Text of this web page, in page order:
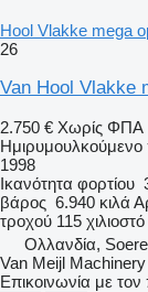
Hool Vlakke mega
26
Van Hool Vlakke
2.750 € Χωρίς ΦΠΑ
1998
Ικανότητα φορτίου
βάρος 6.940 κιλά
τροχού 115 χιλιοστό
Ολλανδία,
Van Meijl Machinery
Επικοινωνία με